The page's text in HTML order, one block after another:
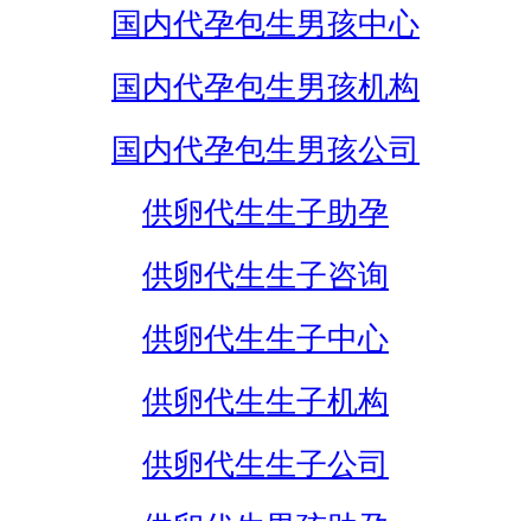
国内代孕包生男孩中心
国内代孕包生男孩机构
国内代孕包生男孩公司
供卵代生生子助孕
供卵代生生子咨询
供卵代生生子中心
供卵代生生子机构
供卵代生生子公司